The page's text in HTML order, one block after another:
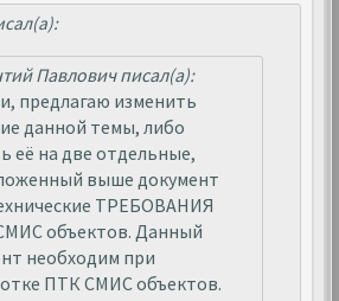
Павлович писал(а):
предлагаю изменить
данной темы, либо
её на две отдельные,
выше документ
ТРЕБОВАНИЯ
объектов. Данный
необходим при
ПТК СМИС объектов.